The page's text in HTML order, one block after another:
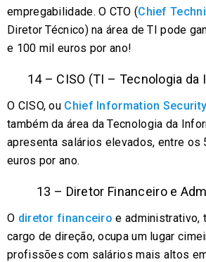
empregabilidade. O CTO (Chief
Diretor Técnico) na área de TI pode
e 100 mil euros por ano!
14 – CISO (TI – Tecnologia da
O CISO, ou Chief Information
também da área da Tecnologia da
apresenta salários elevados, entre os
euros por ano.
13 – Diretor Financeiro e
O diretor financeiro e administrativo,
cargo de direção, ocupa um lugar
profissões com salários mais altos